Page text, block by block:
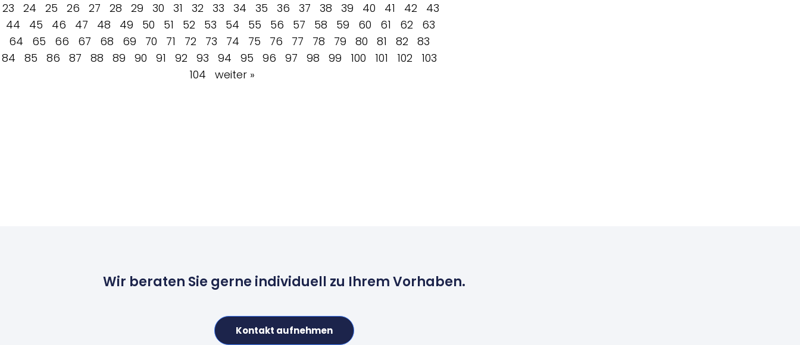
23
24 25 26 27 28 29 30 31 32 33 34 35 36 37 38 39 40 41 42
43
44
45 46 47 48 49 50 51 52 53 54 55 56 57 58 59 60 61 62
63
64
65 66 67 68 69 70 71 72 73 74 75 76 77 78 79 80 81 82
83
84
85 86 87 88 89 90 91 92 93 94 95 96 97 98 99 100 101 102
103
104
weiter »
Wir beraten Sie gerne individuell zu Ihrem Vorhaben.
Kontakt aufnehmen